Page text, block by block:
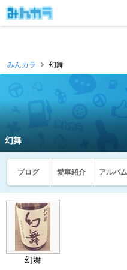
みんカラ 幻舞
幻舞
ブログ 愛車紹介 アルバム
幻舞